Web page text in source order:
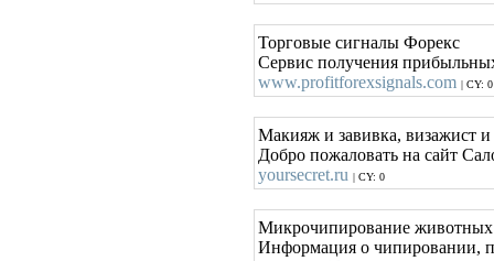
Торговые сигналы Форекс
Сервис получения
www.profitforexsignals.com | CY: 0
Макияж и завивка, визажист
Добро пожаловать на сайт
yoursecret.ru | CY: 0
Микрочипирование животных
Информация о чипировании,